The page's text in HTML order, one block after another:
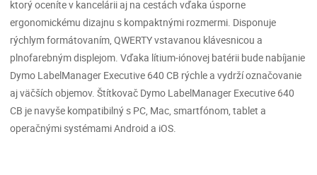
ktorý oceníte v kancelárii aj na cestách vďaka úsporne
ergonomickému dizajnu s kompaktnými rozmermi. Disponuje
rýchlym formátovaním, QWERTY vstavanou klávesnicou a
plnofarebným displejom. Vďaka lítium-iónovej batérii bude nabíjanie
Dymo LabelManager Executive 640 CB rýchle a vydrží označovanie
aj väčších objemov. Štítkovač Dymo LabelManager Executive 640
CB je navyše kompatibilný s PC, Mac, smartfónom, tablet a
operačnými systémami Android a iOS.